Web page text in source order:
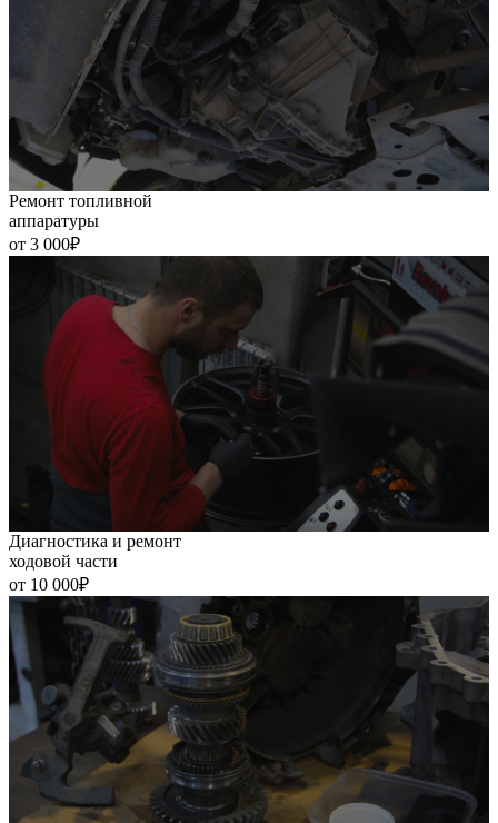
Ремонт топливной
аппаратуры
от 3 000₽
Диагностика и ремонт
ходовой части
от 10 000₽